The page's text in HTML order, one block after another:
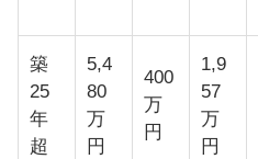
築
25
年
超
5,4
80
万
円
400
万
円
1,9
57
万
円